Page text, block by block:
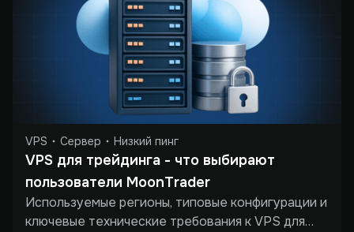
VPS Сервер Низкий пинг
VPS для трейдинга - что выбирают
пользователи MoonTrader
Используемые регионы, типовые конфигурации и
ключевые технические требования к VPS для